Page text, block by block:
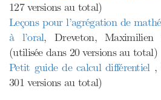
127 versions au total)
Leçons pour l’agrégation de
à l’oral, Dreveton, Maximilien
(utilisée dans 20 versions au total)
Petit guide de calcul différentiel ,
301 versions au total)